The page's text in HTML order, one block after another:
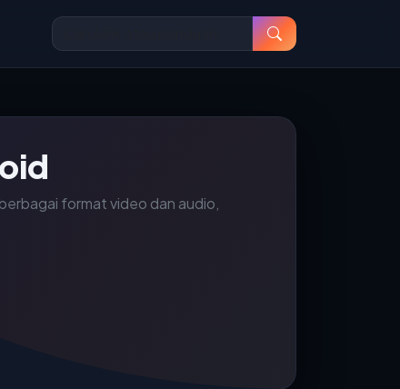
format video dan audio,